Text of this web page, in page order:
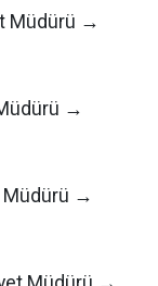
Müdürü →
→
Müdürü →